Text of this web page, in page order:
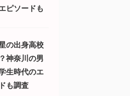
ピソードも
の出身高校
神奈川の男
生時代のエ
も調査